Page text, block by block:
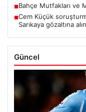
■Bahçe Mutfakları ve
■Cem Küçük
Sarıkaya gözaltına
Güncel